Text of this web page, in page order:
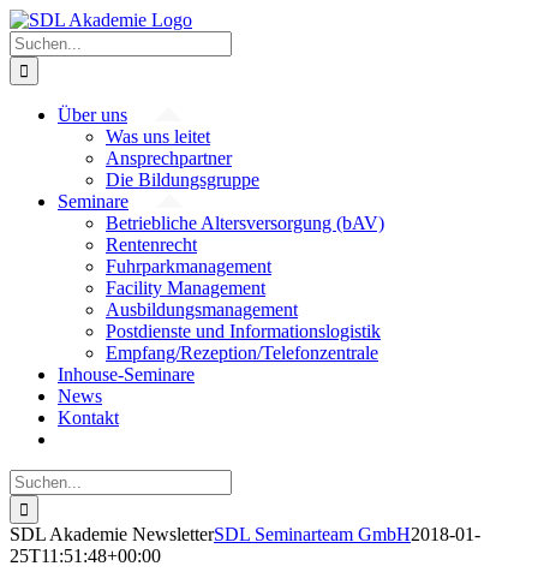
Zum
Inhalt
springen
Suche
nach:
Über uns
Was uns leitet
Ansprechpartner
Die Bildungsgruppe
Seminare
Betriebliche Altersversorgung (bAV)
Rentenrecht
Fuhrparkmanagement
Facility Management
Ausbildungsmanagement
Postdienste und Informationslogistik
Empfang/Rezeption/Telefonzentrale
Inhouse-Seminare
News
Kontakt
Suche
nach:
SDL Akademie NewsletterSDL Seminarteam GmbH2018-01-
25T11:51:48+00:00